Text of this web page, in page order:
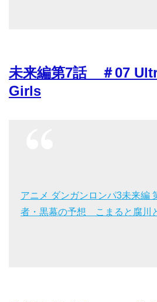
未来編第7話 ＃07
Girls
アニメ ダンガンロンパ3未来編
者・黒幕の予想 こまると腐川